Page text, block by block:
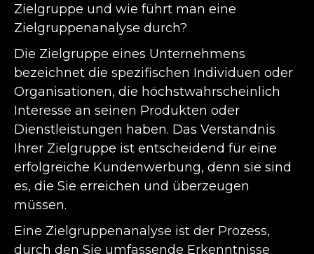
Zielgruppe und wie führt man eine
Zielgruppenanalyse durch?
Die Zielgruppe eines Unternehmens
bezeichnet die spezifischen Individuen oder
Organisationen, die höchstwahrscheinlich
Interesse an seinen Produkten oder
Dienstleistungen haben. Das Verständnis
Ihrer Zielgruppe ist entscheidend für eine
erfolgreiche Kundenwerbung, denn sie sind
es, die Sie erreichen und überzeugen
müssen.
Eine Zielgruppenanalyse ist der Prozess,
durch den Sie umfassende Erkenntnisse